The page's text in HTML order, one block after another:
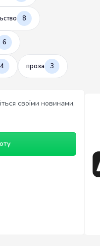
8
6
4 проза 3
своїми новинами,